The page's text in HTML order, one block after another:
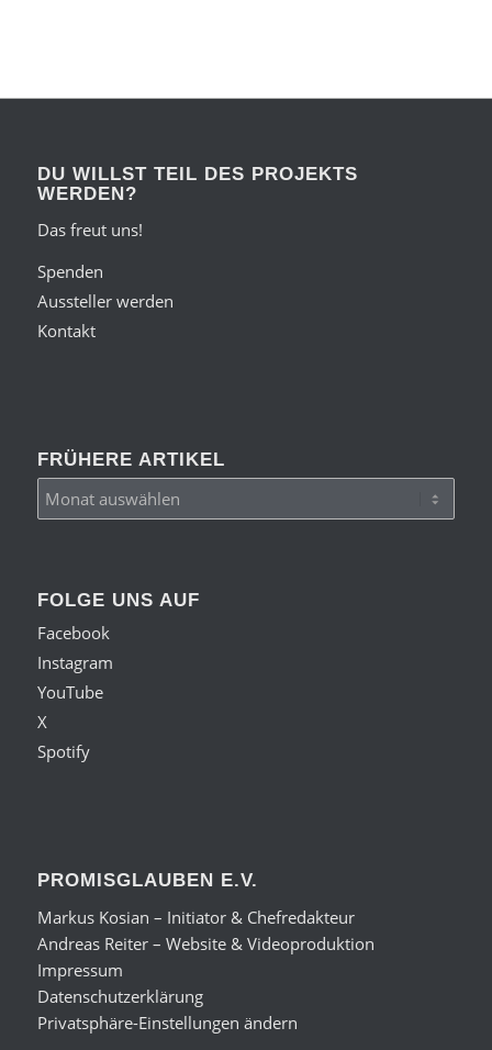
DU WILLST TEIL DES PROJEKTS
WERDEN?
Das freut uns!
Spenden
Aussteller werden
Kontakt
FRÜHERE ARTIKEL
FOLGE UNS AUF
Facebook
Instagram
YouTube
X
Spotify
PROMISGLAUBEN E.V.
Markus Kosian – Initiator & Chefredakteur
Andreas Reiter – Website & Videoproduktion
Impressum
Datenschutzerklärung
Privatsphäre-Einstellungen ändern